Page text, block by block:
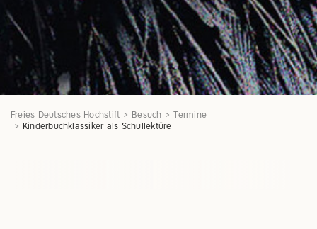
Freies Deutsches Hochstift Besuch
Termine
Kinderbuchklassiker als Schullektüre